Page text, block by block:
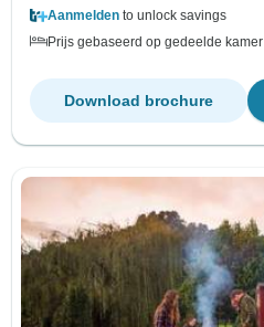
Aanmelden to unlock savings
Prijs gebaseerd op gedeelde kamer
Download brochure